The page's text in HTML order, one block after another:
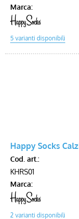
Marca:
Happy Socks
Cod. art.:
KHRS01
Marca: